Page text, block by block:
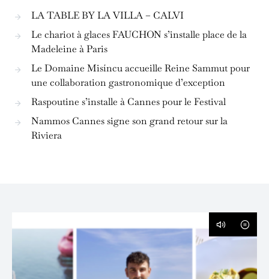
LA TABLE BY LA VILLA – CALVI
Le chariot à glaces FAUCHON s’installe place de la
Madeleine à Paris
Le Domaine Misíncu accueille Reine Sammut pour
une collaboration gastronomique d’exception
Raspoutine s’installe à Cannes pour le Festival
Nammos Cannes signe son grand retour sur la
Riviera